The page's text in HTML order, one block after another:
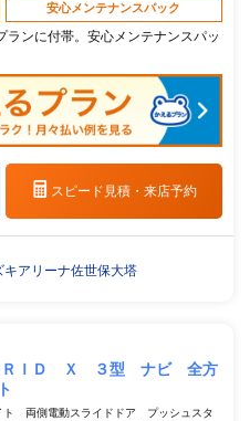
安心メンテナンスパック
ンに付帯。安心メンテナンスパッ
スピード見積・ 来店予約
アリーナ佐世保大塔
ＢＲＩＤ Ｘ ３型 ナビ 全方
ト 両側電動スライドドア プッシュスタ